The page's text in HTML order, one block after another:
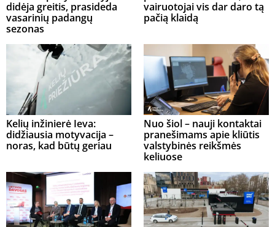
didėja greitis, prasideda
vasarinių padangų
sezonas
vairuotojai vis dar daro tą
pačią klaidą
Kelių inžinierė Ieva:
didžiausia motyvacija –
noras, kad būtų geriau
Nuo šiol – nauji kontaktai
pranešimams apie kliūtis
valstybinės reikšmės
keliuose